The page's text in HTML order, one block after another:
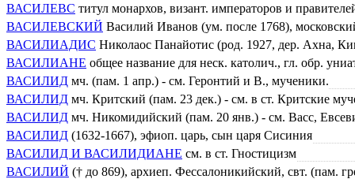
ВАСИЛЕВС титул монархов, визант. императоров и
ВАСИЛЕВСКИЙ Василий Иванов (ум. после 1768),
ВАСИЛИАДИС Николаос Панайотис (род. 1927, дер. Ахна,
ВАСИЛИАНЕ общее название для неск. католич., гл. обр.
ВАСИЛИД мч. (пам. 1 апр.) - см. Геронтий и В., мученики.
ВАСИЛИД мч. Критский (пам. 23 дек.) - см. в ст. Критские
ВАСИЛИД мч. Никомидийский (пам. 20 янв.) - см. Васс,
ВАСИЛИД (1632-1667), эфиоп. царь, сын царя Сисиния
ВАСИЛИД И ВАСИЛИДИАНЕ см. в ст. Гностицизм
ВАСИЛИЙ († до 869), архиеп. Фессалоникийский, свт. (пам.